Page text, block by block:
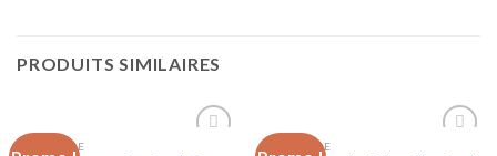
PRODUITS SIMILAIRES
JARDINAGE JARDINAGE